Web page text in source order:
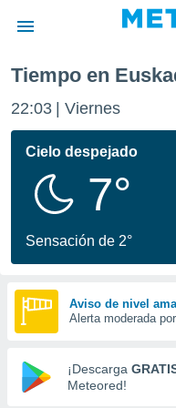
de
ha
calidad.
a este
las
forma
digital
basada
Tiempo en
22:03 Viernes
Cielo despejado
7°
Sensación de 2°
Aviso de nivel
Alerta moderada
¡Descarga
Meteored!